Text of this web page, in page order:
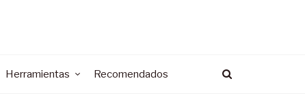
Herramientas Recomendados